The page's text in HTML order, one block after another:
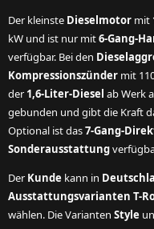
Der kleinste Dieselmotor mit
kW und ist nur mit6-Gang-
verfügbar. Bei den
Kompressionszünder mit
der 1,6-Liter-Diesel ab Werk
gebunden und gibt die Kraft
Optional ist das7-Gang-
Sonderausstattung
Der Kunde kann in
Ausstattungsvarianten T-
wählen. Die Varianten Style